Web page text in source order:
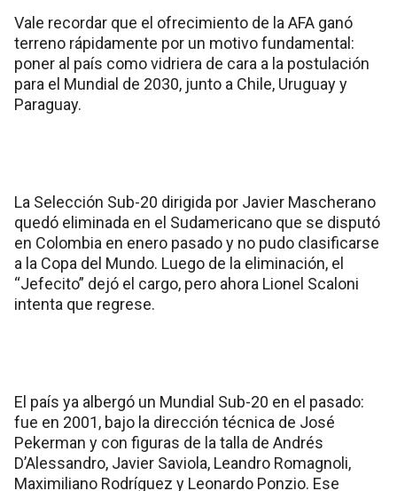
Vale recordar que el ofrecimiento de la AFA ganó
terreno rápidamente por un motivo fundamental:
poner al país como vidriera de cara a la postulación
para el Mundial de 2030, junto a Chile, Uruguay y
Paraguay.
La Selección Sub-20 dirigida por Javier Mascherano
quedó eliminada en el Sudamericano que se disputó
en Colombia en enero pasado y no pudo clasificarse
a la Copa del Mundo. Luego de la eliminación, el
“Jefecito” dejó el cargo, pero ahora Lionel Scaloni
intenta que regrese.
El país ya albergó un Mundial Sub-20 en el pasado:
fue en 2001, bajo la dirección técnica de José
Pekerman y con figuras de la talla de Andrés
D’Alessandro, Javier Saviola, Leandro Romagnoli,
Maximiliano Rodríguez y Leonardo Ponzio. Ese